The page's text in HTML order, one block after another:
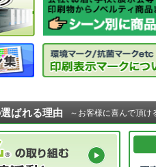
ばれる理由 ～お客様に喜んで頂け